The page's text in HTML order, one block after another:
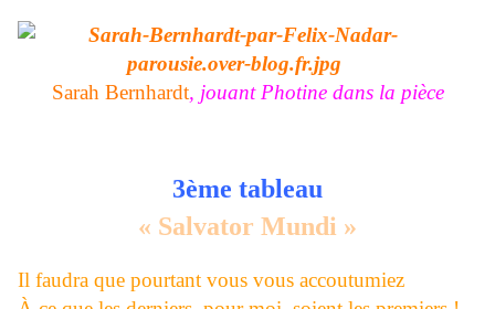
Sarah Bernhardt, jouant Photine dans la pièce
3ème tableau
« Salvator Mundi »
Il faudra que pourtant vous vous accoutumiez